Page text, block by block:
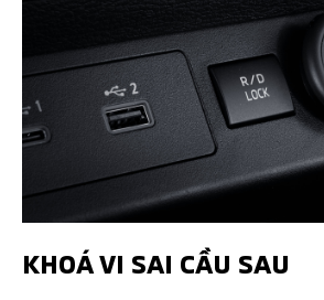
KHOÁ VI SAI CẦU SAU​